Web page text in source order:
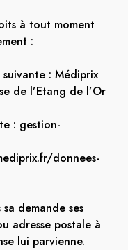
à tout moment
:
: Médiprix
de l’Etang de l’Or
: gestion-
donnees-
demande ses
adresse postale à
lui parvienne.